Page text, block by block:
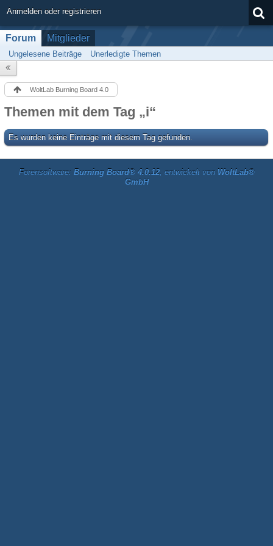
Anmelden oder registrieren
Forum Mitglieder
Ungelesene Beiträge Unerledigte Themen
WoltLab Burning Board 4.0
Themen mit dem Tag „i“
Es wurden keine Einträge mit diesem Tag gefunden.
Forensoftware: Burning Board® 4.0.12, entwickelt von WoltLab®
GmbH